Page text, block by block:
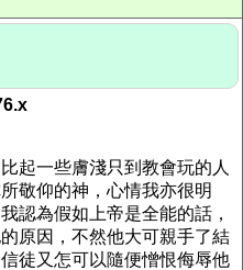
起一些膚淺只到教會玩的人
敬仰的神，心情我亦很明
認為假如上帝是全能的話，
原因，不然他大可親手了結
徒又怎可以隨便憎恨侮辱他